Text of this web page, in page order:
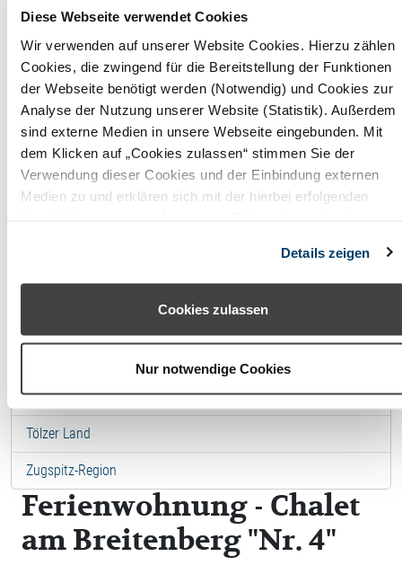
Diese Webseite verwendet Cookies
Wir verwenden auf unserer Website Cookies. Hierzu zählen
Cookies, die zwingend für die Bereitstellung der Funktionen
der Webseite benötigt werden (Notwendig) und Cookies zur
Analyse der Nutzung unserer Website (Statistik). Außerdem
sind externe Medien in unsere Webseite eingebunden. Mit
dem Klicken auf „Cookies zulassen“ stimmen Sie der
Verwendung dieser Cookies und der Einbindung externen
Medien zu und erklären sich mit der hierbei erfolgenden
Cookies“ ohne die Erklärung einer Einwilligung fortfahren. In
diesem Fall werden nur notwendige Cookies verwendet. Sie
können Ihre Einwilligung jederzeit unter den Cookie-
Details zeigen
Cookies zulassen
Nur notwendige Cookies
Odenwald (Baden-Württemberg)
Odenwald (Hessen)
Pfaffenwinkel
Rhön (Bayern)
Spessart-Mainland
Städte in Ostbayern
Tölzer Land
Zugspitz-Region
Ferienwohnung - Chalet
am Breitenberg "Nr. 4"